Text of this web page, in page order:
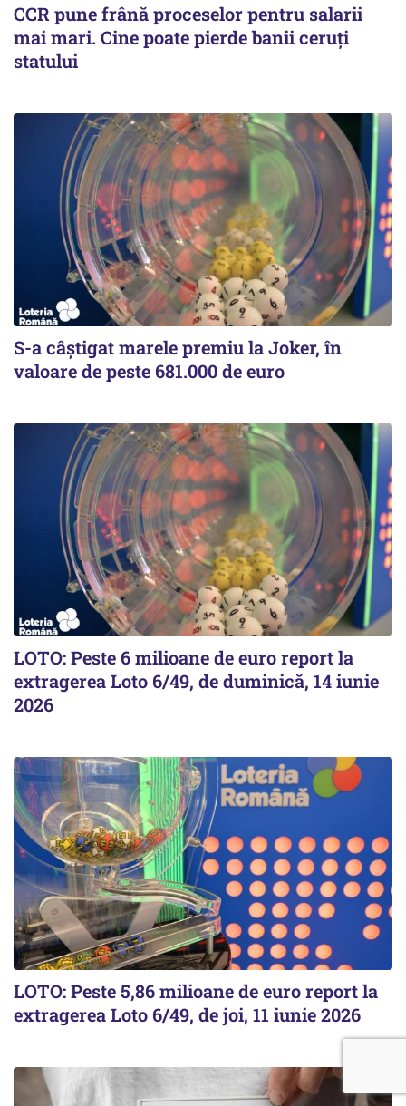
CCR pune frână proceselor pentru salarii
mai mari. Cine poate pierde banii ceruți
statului
S-a câștigat marele premiu la Joker, în
valoare de peste 681.000 de euro
LOTO: Peste 6 milioane de euro report la
extragerea Loto 6/49, de duminică, 14 iunie
2026
LOTO: Peste 5,86 milioane de euro report la
extragerea Loto 6/49, de joi, 11 iunie 2026